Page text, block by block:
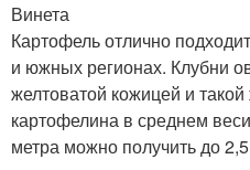
Винета
Картофель отлично
и южных регионах. Клубни
желтоватой кожицей и
картофелина в среднем
метра можно получить до 2,5